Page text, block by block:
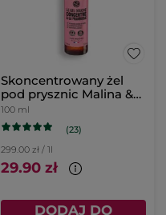
Skoncentrowany żel
pod prysznic Malina &
Mięta 100 ml
100 ml
(23)
299.00 zł / 1l
29.90 zł
DODAJ DO